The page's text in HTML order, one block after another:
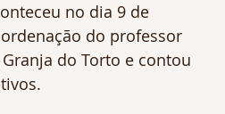
no dia 9 de
do professor
Granja do Torto e contou